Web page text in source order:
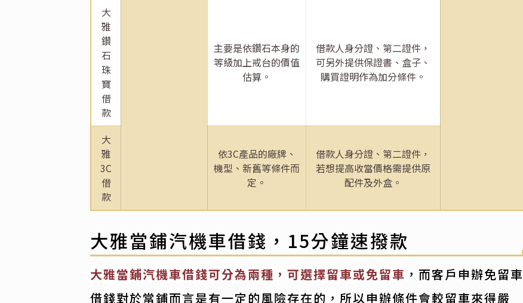
大
雅
鑽
石
珠
寶
借
款
主要是依鑽石本身的
等級加上戒台的價值
估算。
借款人身分證、第二證件，
可另外提供保證書、盒子、
購買證明作為加分條件。
大
雅
3C
借
款
依3C產品的廠牌、
機型、新舊等條件而
定。
借款人身分證、第二證件，
若想提高收當價格需提供原
配件及外盒。
大雅當鋪汽機車借錢，15分鐘速撥款
大雅當鋪汽機車借錢可分為兩種，可選擇留車或免留車 ，而客戶申辦免留車
借錢對於當鋪而言是有一定的風險存在的，所以申辦條件會較留車來得嚴